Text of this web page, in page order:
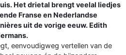
Het drietal brengt veelal liedjes
Franse en Nederlandse
uit de vorige eeuw. Edith
eenvoudigweg vertellen van de